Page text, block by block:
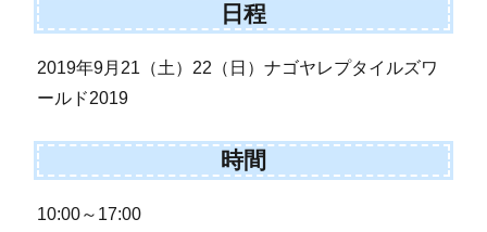
日程
2019年9月21（土）22（日）ナゴヤレプタイルズワ
ールド2019
時間
10:00～17:00